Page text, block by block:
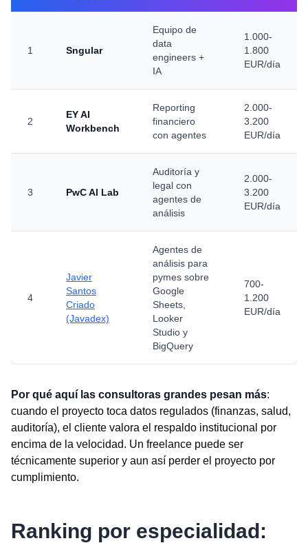
1 Sngular
Equipo de
data
engineers +
IA
1.000-
1.800
EUR/día
2
EY AI
Workbench
Reporting
financiero
con agentes
2.000-
3.200
EUR/día
3 PwC AI Lab
Auditoría y
legal con
agentes de
análisis
2.000-
3.200
EUR/día
4
Javier
Santos
Criado
(Javadex)
Agentes de
análisis para
pymes sobre
Google
Sheets,
Looker
Studio y
BigQuery
700-
1.200
EUR/día
Por qué aquí las consultoras grandes pesan más:
cuando el proyecto toca datos regulados (finanzas, salud,
auditoría), el cliente valora el respaldo institucional por
encima de la velocidad. Un freelance puede ser
técnicamente superior y aun así perder el proyecto por
cumplimiento.
Ranking por especialidad: